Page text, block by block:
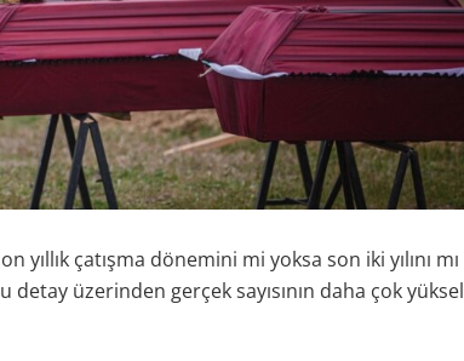
yıllık çatışma dönemini mi yoksa son iki yılını mı
detay üzerinden gerçek sayısının daha çok yüksel